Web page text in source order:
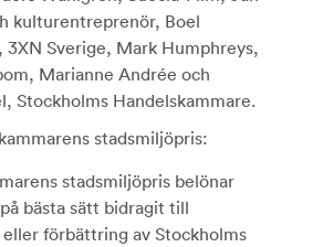
kulturentreprenör, Boel
Sverige, Mark Humphreys,
Marianne Andrée och
Stockholms Handelskammare.
stadsmiljöpris:
stadsmiljöpris belönar
bästa sätt bidragit till
förbättring av Stockholms